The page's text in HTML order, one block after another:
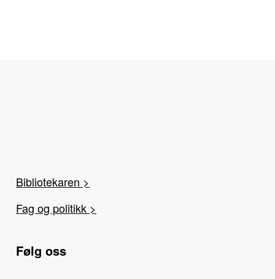
Bibliotekaren >
Fag og politikk >
Følg oss